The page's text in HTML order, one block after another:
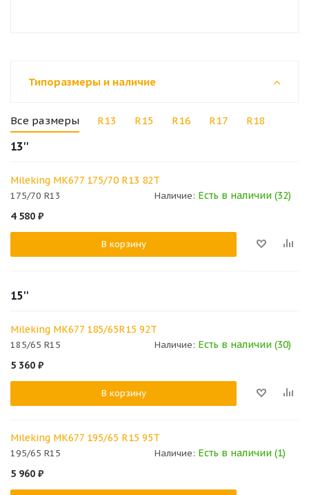
Типоразмеры и наличие
Все размеры R13 R15 R16 R17 R18
13''
Mileking MK677 175/70 R13 82T
175/70 R13 Наличие: Есть в наличии (32)
4 580 ₽
В корзину
15''
Mileking MK677 185/65R15 92T
185/65 R15 Наличие: Есть в наличии (30)
5 360 ₽
В корзину
Mileking MK677 195/65 R15 95T
195/65 R15 Наличие: Есть в наличии (1)
5 960 ₽